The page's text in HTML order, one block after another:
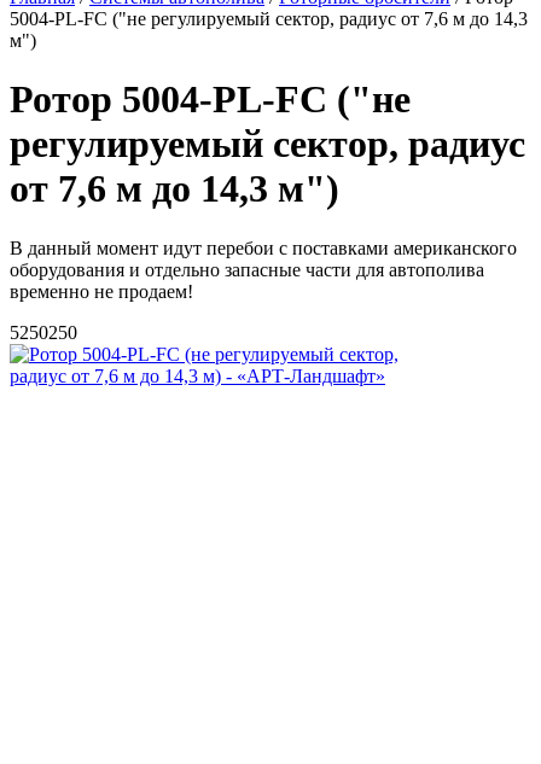
5004-PL-FC ("не регулируемый сектор, радиус от 7,6 м до 14,3
м")
Ротор 5004-PL-FC ("не
регулируемый сектор, радиус
от 7,6 м до 14,3 м")
В данный момент идут перебои с поставками американского
оборудования и отдельно запасные части для автополива
временно не продаем!
5250250